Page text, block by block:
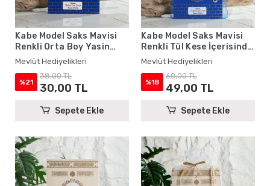
Kabe Model Saks Mavisi
Renkli Orta Boy Yasin
Kitabı
Mevlüt Hediyelikleri
%21
38,00 TL
30,00 TL
Sepete Ekle
Kabe Model Saks Mavisi
Renkli Tül Kese İçerisinde
Orta Boy Yasin Kitabı ve
İnci Tesbih - Mevlüt
Hediyelikleri
Mevlüt Hediyelikleri
%18
60,00 TL
49,00 TL
Sepete Ekle